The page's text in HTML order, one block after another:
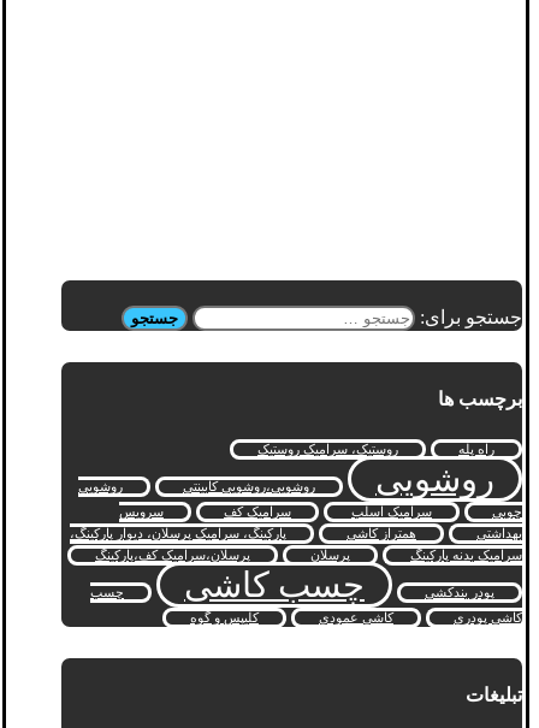
جستجو برای:
برچسب ها
راه پله روستیک، سرامیک روستیک
روشویی روشویی،روشویی کابینتی
روشویی
چوبی
سرامیک اسلب سرامیک کف
سرویس
بهداشتی
همتراز کاشی
پارکینگ، سرامیک پرسلان، دیوار پارکینگ،
سرامیک بدنه پارکینگ
پرسلان پرسلان،سرامیک کف،پارکینگ
پودر بندکشی چسب کاشی
چسب
کاشی پودری
کاشی عمودی کلیپس و گوه
تبلیغات